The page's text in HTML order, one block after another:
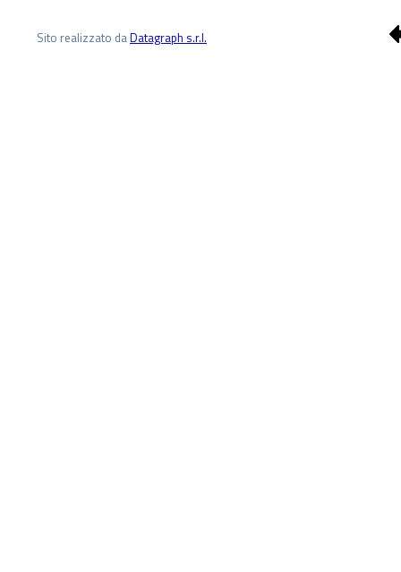
Sito realizzato daDatagraph s.r.l.